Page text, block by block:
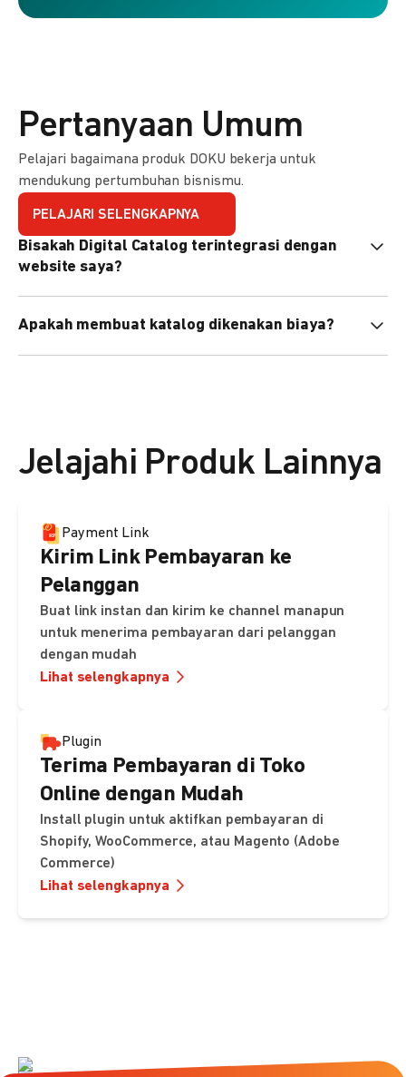
Pertanyaan Umum
Pelajari bagaimana produk DOKU bekerja untuk
mendukung pertumbuhan bisnismu.
PELAJARI SELENGKAPNYA
Bisakah Digital Catalog terintegrasi dengan
website saya?
atau menyematkan QR code di website Anda.
Apakah membuat katalog dikenakan biaya?
Jelajahi Produk Lainnya
Payment Link
Kirim Link Pembayaran ke
Pelanggan
Buat link instan dan kirim ke channel manapun
untuk menerima pembayaran dari pelanggan
dengan mudah
Lihat selengkapnya
Plugin
Terima Pembayaran di Toko
Online dengan Mudah
Install plugin untuk aktifkan pembayaran di
Shopify, WooCommerce, atau Magento (Adobe
Commerce)
Lihat selengkapnya